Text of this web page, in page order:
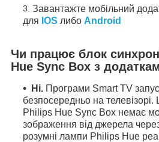
Завантажте мобільний
для IOS либо Android
Чи працює блок
Hue Sync Box з
Ні. Програми Smart TV
безпосередньо на
Philips Hue Sync Box немає
зображення від джерела
розумні лампи Philips Hue